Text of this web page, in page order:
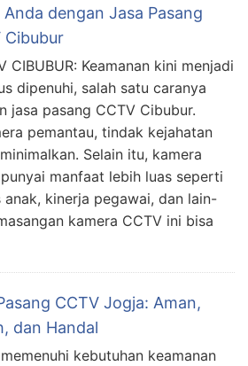
Anda dengan Jasa Pasang
Cibubur
CIBUBUR: Keamanan kini menjadi
dipenuhi, salah satu caranya
jasa pasang CCTV Cibubur.
pemantau, tindak kejahatan
Selain itu, kamera
manfaat lebih luas seperti
kinerja pegawai, dan lain-
kamera CCTV ini bisa
CCTV Jogja: Aman,
dan Handal
kebutuhan keamanan